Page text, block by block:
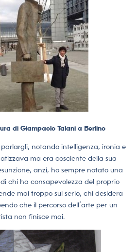
di Giampaolo Talani a Berlino
notando intelligenza, ironia e
ma era cosciente della sua
anzi, ho sempre notato una
chi ha consapevolezza del proprio
mai troppo sul serio, chi desidera
che il percorso dell’arte per un
non finisce mai.